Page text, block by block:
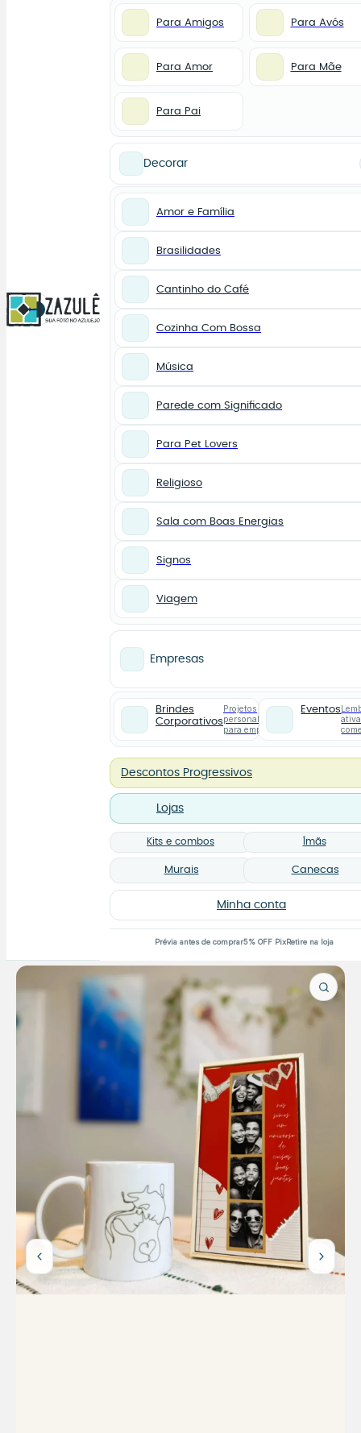
0
Para Amigos Para Avós
Para Amor Para Mãe
Para Pai
Decorar
Amor e Família
Brasilidades
Cantinho do Café
Cozinha Com Bossa
Música
Parede com Significado
Para Pet Lovers
Religioso
Sala com Boas Energias
Signos
Viagem
Empresas
Brindes
Corporativos
Projetos
personalizados
para empresas
Eventos
Descontos Progressivos
Lojas
Kits e combos Ímãs
Murais Canecas
Minha conta
Prévia antes de comprar5% OFF PixRetire na loja